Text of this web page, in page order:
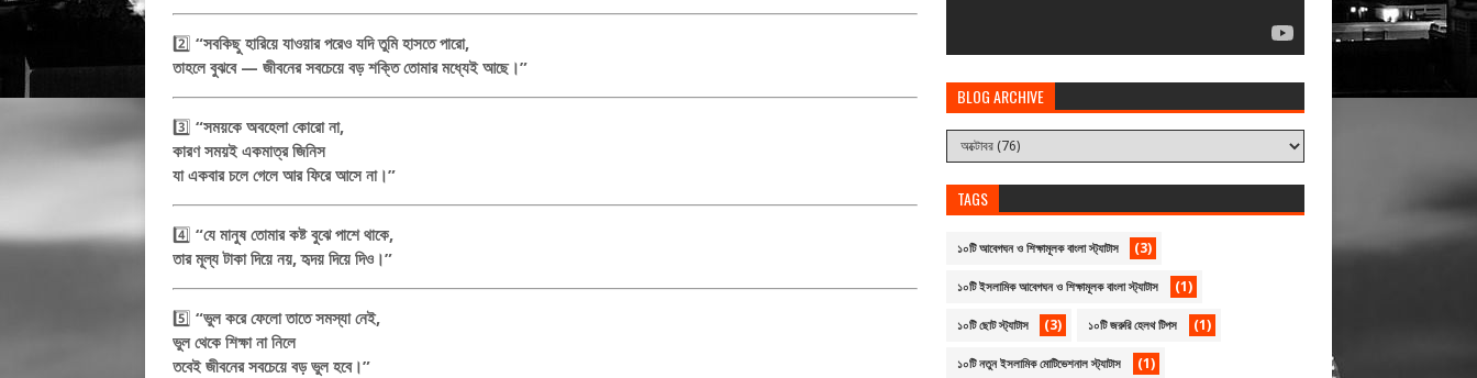
2️⃣ “সবকিছু হারিয়ে যাওয়ার পরেও যদি তুমি হাসতে পারো,
তাহলে বুঝবে — জীবনের সবচেয়ে বড় শক্তি তোমার মধ্যেই আছে।”
3️⃣ “সময়কে অবহেলা কোরো না,
কারণ সময়ই একমাত্র জিনিস
যা একবার চলে গেলে আর ফিরে আসে না।”
4️⃣ “যে মানুষ তোমার কষ্ট বুঝে পাশে থাকে,
তার মূল্য টাকা দিয়ে নয়, হৃদয় দিয়ে দিও।”
5️⃣ “ভুল করে ফেলো তাতে সমস্যা নেই,
ভুল থেকে শিক্ষা না নিলে
তবেই জীবনের সবচেয়ে বড় ভুল হবে।”
BLOG ARCHIVE
TAGS
১০টি আবেগঘন ও শিক্ষামূলক বাংলা স্ট্যাটাস (3)
১০টি ইসলামিক আবেগঘন ও শিক্ষামূলক বাংলা স্ট্যাটাস (1)
১০টি ছোট স্ট্যাটাস (3) ১০টি জরুরি হেলথ টিপস (1)
১০টি নতুন ইসলামিক মোটিভেশনাল স্ট্যাটাস (1)